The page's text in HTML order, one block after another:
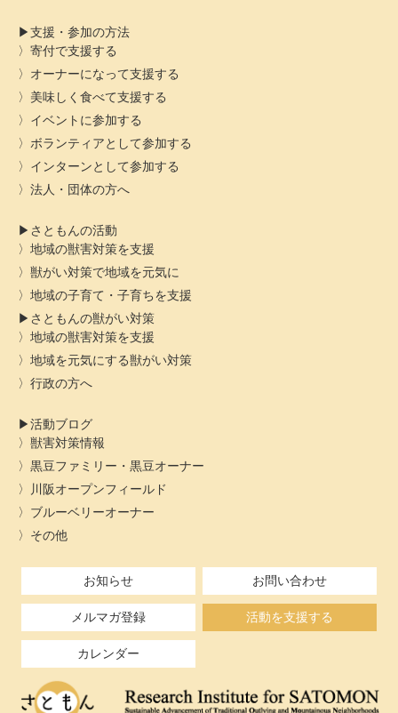
支援・参加の方法
寄付で支援する
オーナーになって支援する
美味しく食べて支援する
イベントに参加する
ボランティアとして参加する
インターンとして参加する
法人・団体の方へ
さともんの活動
地域の獣害対策を支援
獣がい対策で地域を元気に
地域の子育て・子育ちを支援
さともんの獣がい対策
地域の獣害対策を支援
地域を元気にする獣がい対策
行政の方へ
活動ブログ
獣害対策情報
黒豆ファミリー・黒豆オーナー
川阪オープンフィールド
ブルーベリーオーナー
その他
お知らせ お問い合わせ
メルマガ登録 活動を支援する
カレンダー